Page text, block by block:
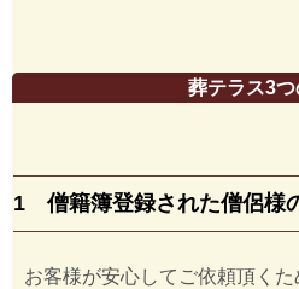
葬テラス3
1 僧籍簿登録された僧侶様
お客様が安心してご依頼頂く